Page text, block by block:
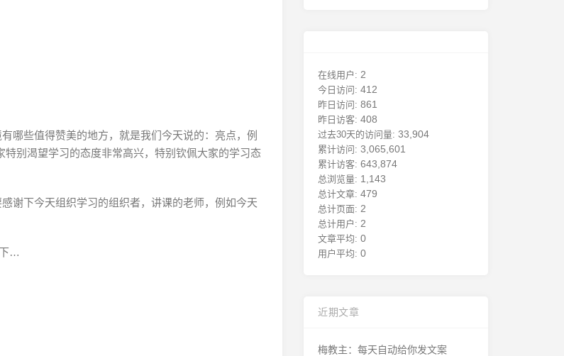
哪些值得赞美的地方，就是我们今天说的：亮点，例
别渴望学习的态度非常高兴，特别钦佩大家的学习态
谢下今天组织学习的组织者，讲课的老师，例如今天
下…
在线用户: 2
今日访问: 412
昨日访问: 861
昨日访客: 408
过去30天的访问量: 33,904
累计访问: 3,065,601
累计访客: 643,874
总浏览量: 1,143
总计文章: 479
总计页面: 2
总计用户: 2
文章平均: 0
用户平均: 0
近期文章
梅教主：每天自动给你发文案